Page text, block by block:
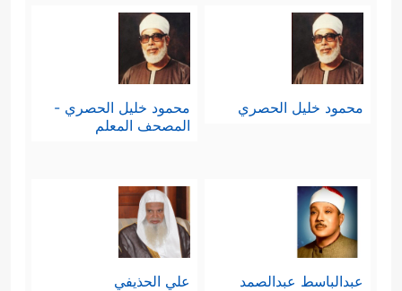
محمود خليل الحصري
محمود خليل الحصري -
المصحف المعلم
عبدالباسط عبدالصمد علي الحذيفي